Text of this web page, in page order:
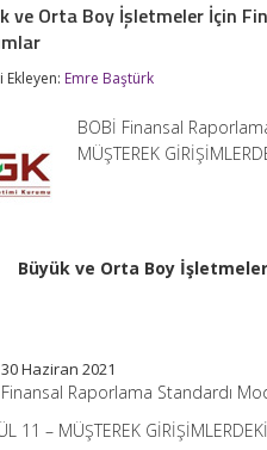
ve Orta Boy İşletmeler İçin
Ekleyen: Emre Baştürk
BOBİ Finansal
MÜŞTEREK
Büyük ve Orta Boy
Haziran 2021
Raporlama Standardı
11 – MÜŞTEREK